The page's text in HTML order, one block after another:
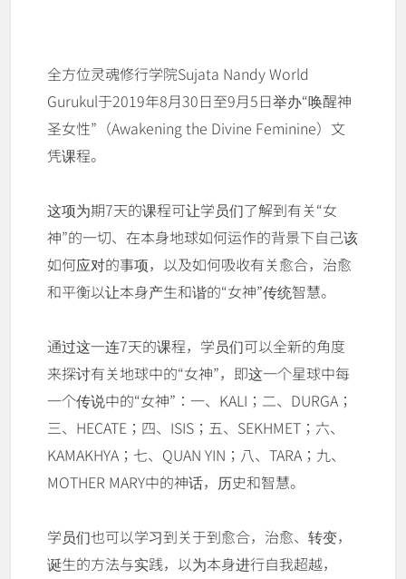
全方位灵魂修行学院Sujata Nandy World
Gurukul于2019年8月30日至9月5日举办“唤醒神
圣女性”（Awakening the Divine Feminine）文
凭课程。
这项为期7天的课程可让学员们了解到有关“女
神”的一切、在本身地球如何运作的背景下自己该
如何应对的事项，以及如何吸收有关愈合，治愈
和平衡以让本身产生和谐的“女神”传统智慧。
通过这一连7天的课程，学员们可以全新的角度
来探讨有关地球中的“女神”，即这一个星球中每
一个传说中的“女神”：一、KALI；二、DURGA；
三、HECATE；四、ISIS；五、SEKHMET；六、
KAMAKHYA；七、QUAN YIN；八、TARA；九、
MOTHER MARY中的神话，历史和智慧。
学员们也可以学习到关于到愈合，治愈、转变，
诞生的方法与实践，以为本身进行自我超越，